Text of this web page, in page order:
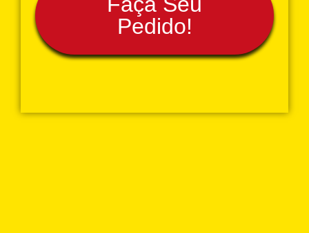
Pedido!